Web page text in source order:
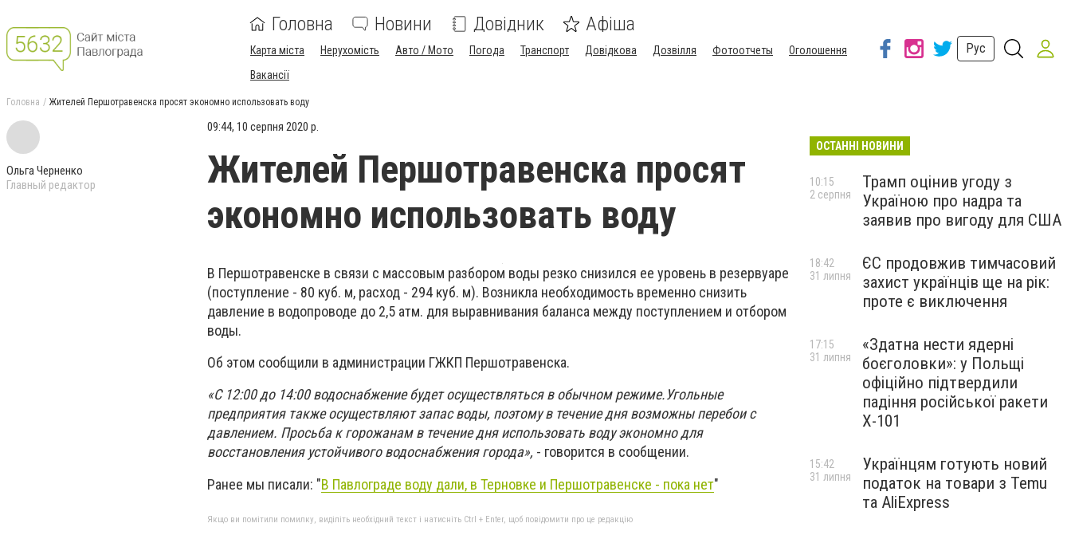
Головна Новини Довідник Афіша
Карта міста Нерухомість Авто / Мото Погода Транспорт Довідкова Дозвілля Фотоотчеты
Оголошення
Вакансії
Рус
Головна Жителей Першотравенска просят экономно использовать воду
Ольга Черненко
Главный редактор
09:44, 10 серпня 2020 р.
Жителей Першотравенска просят
экономно использовать воду
В Першотравенске в связи с массовым разбором воды резко снизился ее уровень в резервуаре
(поступление - 80 куб. м, расход - 294 куб. м). Возникла необходимость временно снизить
давление в водопроводе до 2,5 атм. для выравнивания баланса между поступлением и отбором
воды.
Об этом сообщили в администрации ГЖКП Першотравенска.
«С 12:00 до 14:00 водоснабжение будет осуществляться в обычном режиме.Угольные
предприятия также осуществляют запас воды, поэтому в течение дня возможны перебои с
давлением. Просьба к горожанам в течение дня использовать воду экономно для
восстановления устойчивого водоснабжения города», - говорится в сообщении.
Ранее мы писали: "В Павлограде воду дали, в Терновке и Першотравенске - пока нет"
Якщо ви помітили помилку, виділіть необхідний текст і натисніть Ctrl + Enter, щоб повідомити про це редакцію
ОСТАННІ НОВИНИ
Трамп оцінив угоду з
Україною про надра та
заявив про вигоду для США
10:15
2 серпня
ЄС продовжив тимчасовий
захист українців ще на рік:
проте є виключення
18:42
31 липня
«Здатна нести ядерні
боєголовки»: у Польщі
офіційно підтвердили
падіння російської ракети
Х-101
17:15
31 липня
Українцям готують новий
податок на товари з Temu
та AliExpress
15:42
31 липня